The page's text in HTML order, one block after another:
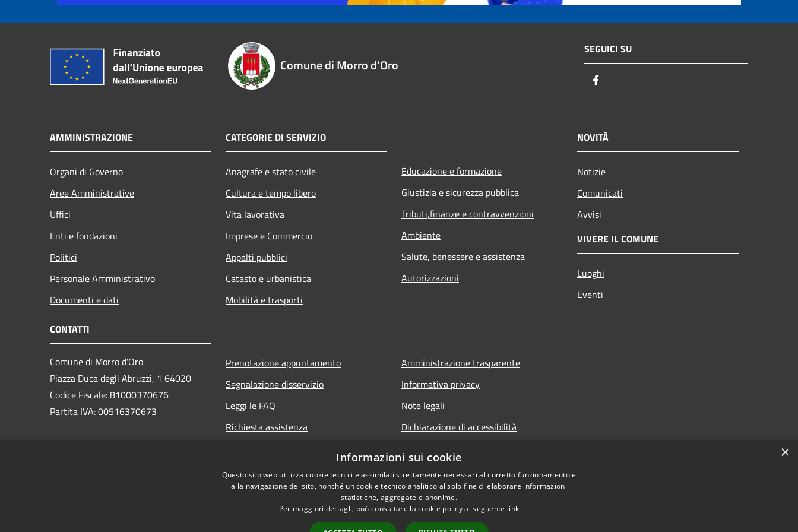
Comune di Morro d'Oro
SEGUICI SU
AMMINISTRAZIONE
Organi di Governo
Aree Amministrative
Uffici
Enti e fondazioni
Politici
Personale Amministrativo
Documenti e dati
CATEGORIE DI SERVIZIO
Anagrafe e stato civile
Cultura e tempo libero
Vita lavorativa
Imprese e Commercio
Appalti pubblici
Catasto e urbanistica
Mobilità e trasporti
Educazione e formazione
Giustizia e sicurezza pubblica
Tributi,finanze e contravvenzioni
Ambiente
Salute, benessere e assistenza
Autorizzazioni
NOVITÀ
Notizie
Comunicati
Avvisi
VIVERE IL COMUNE
Luoghi
Eventi
CONTATTI
Comune di Morro d'Oro
Piazza Duca degli Abruzzi, 1 64020
Codice Fiscale: 81000370676
Partita IVA: 00516370673
Prenotazione appuntamento
Segnalazione disservizio
Leggi le FAQ
Richiesta assistenza
Amministrazione trasparente
Informativa privacy
Note legali
Dichiarazione di accessibilità
×
Informazioni sui cookie
Questo sito web utilizza cookie tecnici e assimilati strettamente necessari al corretto funzionamento e
alla navigazione del sito, nonché un cookie tecnico analitico al solo fine di elaborare informazioni
statistiche, aggregate e anonime.
Per maggiori dettagli, può consultare la cookie policy al seguente link